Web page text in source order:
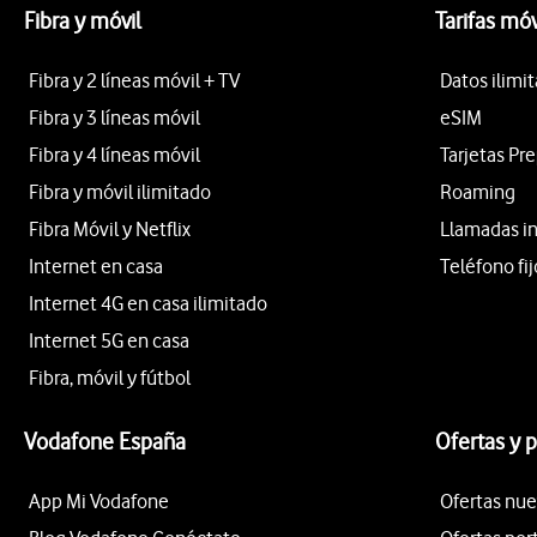
Fibra y móvil
Fibra y 2 líneas móvil + TV
Fibra y 3 líneas móvil
Fibra y 4 líneas móvil
Fibra y móvil ilimitado
Fibra Móvil y Netflix
Internet en casa
Internet 4G en casa ilimitado
Internet 5G en casa
Fibra, móvil y fútbol
Tarifas
Datos
eSIM
Tarjetas
Roaming
Llamadas
Teléfono
Vodafone España
App Mi Vodafone
Ofertas y
Ofertas